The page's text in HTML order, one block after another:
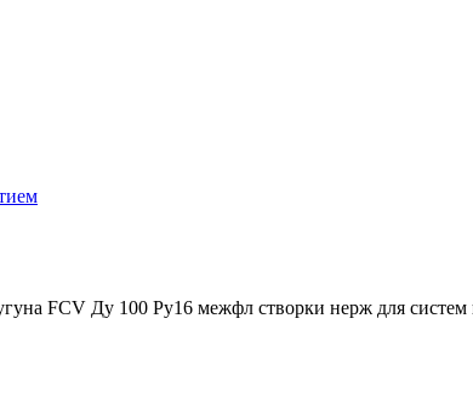
FCV Ду 100 Ру16 межфл створки нерж для